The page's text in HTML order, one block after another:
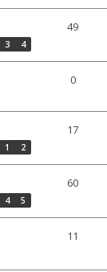
3 4
49
0
1 2
17
4 5
60
11